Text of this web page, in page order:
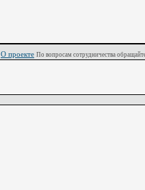
О проекте По вопросам сотрудничества